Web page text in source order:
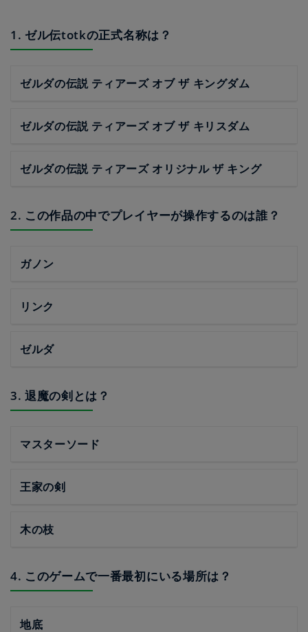
1. ゼル伝totkの正式名称は？
ゼルダの伝説 ティアーズ オブ ザ キングダム
ゼルダの伝説 ティアーズ オブ ザ キリスダム
ゼルダの伝説 ティアーズ オリジナル ザ キング
2. この作品の中でプレイヤーが操作するのは誰？
ガノン
リンク
ゼルダ
3. 退魔の剣とは？
マスターソード
王家の剣
木の枝
4. このゲームで一番最初にいる場所は？
地底